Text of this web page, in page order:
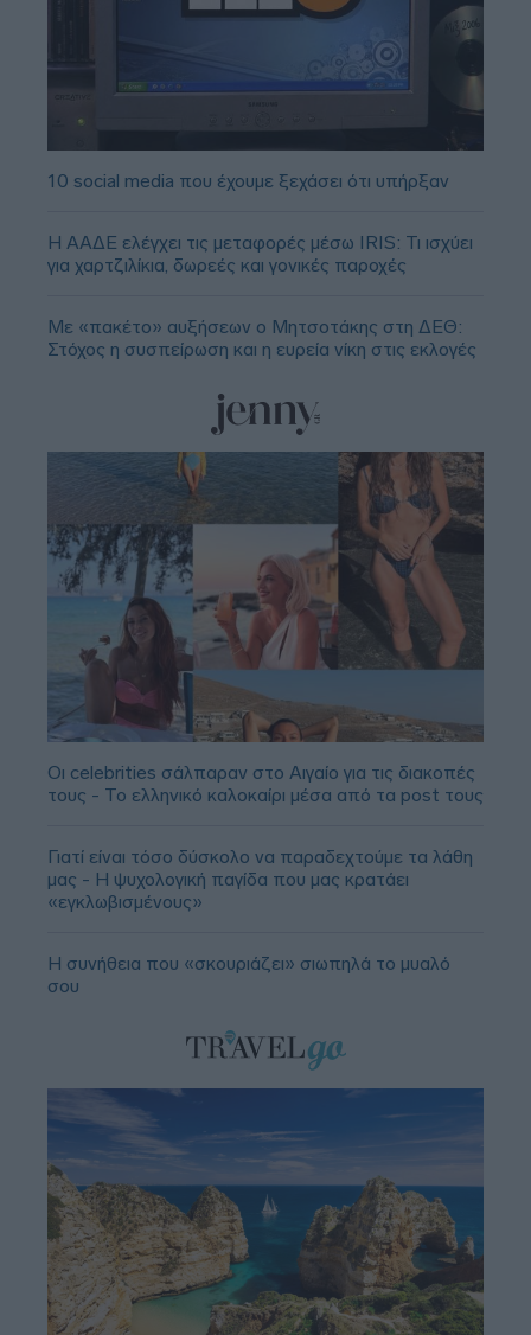
10 social media που έχουμε ξεχάσει ότι υπήρξαν
Η ΑΑΔΕ ελέγχει τις μεταφορές μέσω IRIS: Τι ισχύει
για χαρτζιλίκια, δωρεές και γονικές παροχές
Με «πακέτο» αυξήσεων ο Μητσοτάκης στη ΔΕΘ:
Στόχος η συσπείρωση και η ευρεία νίκη στις εκλογές
Οι celebrities σάλπαραν στο Αιγαίο για τις διακοπές
τους - Το ελληνικό καλοκαίρι μέσα από τα post τους
Γιατί είναι τόσο δύσκολο να παραδεχτούμε τα λάθη
μας - Η ψυχολογική παγίδα που μας κρατάει
«εγκλωβισμένους»
Η συνήθεια που «σκουριάζει» σιωπηλά το μυαλό
σου